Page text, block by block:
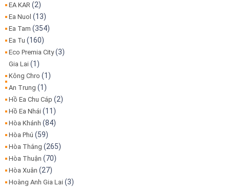
EA KAR (2)
Ea Nuol (13)
Ea Tam (354)
Ea Tu (160)
Eco Premia City(3)
Gia Lai (1)
Kông Chro (1)
An Trung (1)
Hồ Ea Chu Cáp (2)
Hồ Ea Nhái (11)
Hòa Khánh (84)
Hòa Phú (59)
Hòa Thắng (265)
Hòa Thuận (70)
Hòa Xuân (27)
Hoàng Anh Gia Lai (3)